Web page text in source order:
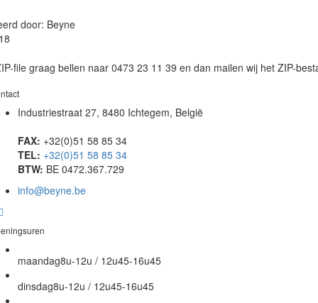
door: Beyne
file graag bellen naar 0473 23 11 39 en dan mailen wij het ZIP-
Industriestraat 27, 8480 Ichtegem, België
FAX: +32(0)51 58 85 34
TEL: +32(0)51 58 85 34
BTW: BE 0472.367.729
info@beyne.be
maandag8u-12u / 12u45-16u45
dinsdag8u-12u / 12u45-16u45